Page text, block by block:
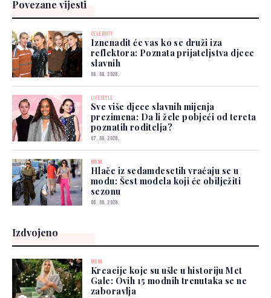
Povezane vijesti
CELEBRITY
Iznenadit će vas ko se druži iza
reflektora: Poznata prijateljstva djece
slavnih
08. 08. 2026.
LIFESTYLE
Sve više djece slavnih mijenja
prezimena: Da li žele pobjeći od tereta
poznatih roditelja?
07. 08. 2026.
MODA
Hlače iz sedamdesetih vraćaju se u
modu: Šest modela koji će obilježiti
sezonu
06. 08. 2026.
Izdvojeno
MODA
Kreacije koje su ušle u historiju Met
Gale: Ovih 15 modnih trenutaka se ne
zaboravlja